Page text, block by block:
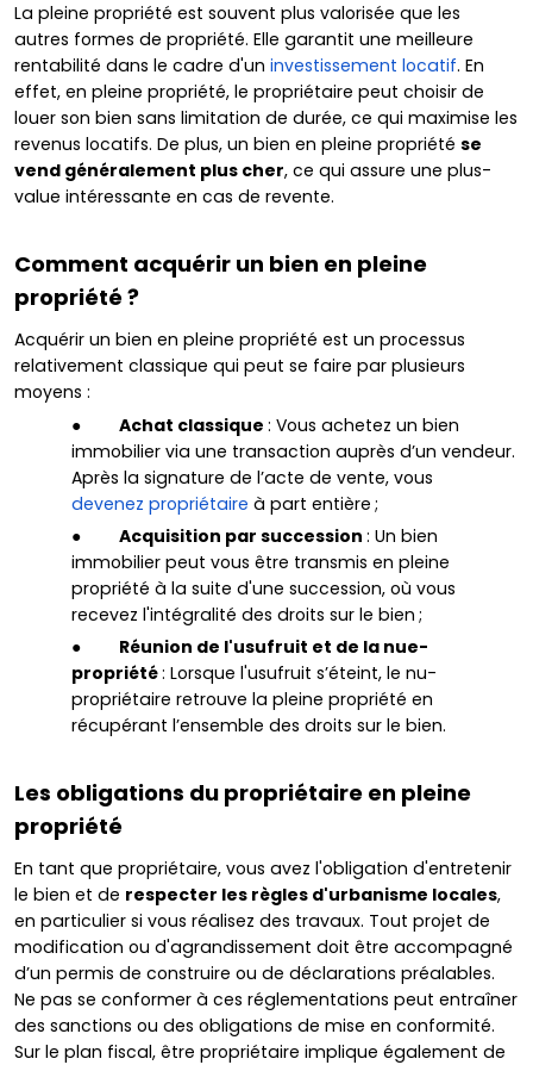
La pleine propriété est souvent plus valorisée que les
autres formes de propriété. Elle garantit une meilleure
rentabilité dans le cadre d'un investissement locatif. En
effet, en pleine propriété, le propriétaire peut choisir de
louer son bien sans limitation de durée, ce qui maximise les
revenus locatifs. De plus, un bien en pleine propriété se
vend généralement plus cher, ce qui assure une plus-
value intéressante en cas de revente.
Comment acquérir un bien en pleine
propriété ?
Acquérir un bien en pleine propriété est un processus
relativement classique qui peut se faire par plusieurs
moyens :
● Achat classique : Vous achetez un bien
immobilier via une transaction auprès d’un vendeur.
Après la signature de l’acte de vente, vous
devenez propriétaire à part entière ;
● Acquisition par succession : Un bien
immobilier peut vous être transmis en pleine
propriété à la suite d'une succession, où vous
recevez l'intégralité des droits sur le bien ;
● Réunion de l'usufruit et de la nue-
propriété: Lorsque l'usufruit s’éteint, le nu-
propriétaire retrouve la pleine propriété en
récupérant l’ensemble des droits sur le bien.
Les obligations du propriétaire en pleine
propriété
En tant que propriétaire, vous avez l'obligation d'entretenir
le bien et de respecter les règles d'urbanisme locales,
en particulier si vous réalisez des travaux. Tout projet de
modification ou d'agrandissement doit être accompagné
d’un permis de construire ou de déclarations préalables.
Ne pas se conformer à ces réglementations peut entraîner
des sanctions ou des obligations de mise en conformité.
Sur le plan fiscal, être propriétaire implique également de